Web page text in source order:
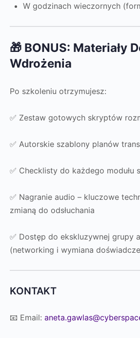
W godzinach wieczornych
🎁 BONUS: Materiały
Wdrożenia
Po szkoleniu otrzymujesz:
✅ Zestaw gotowych skryptów
✅ Autorskie szablony planów
✅ Checklisty do każdego modułu
✅ Nagranie audio – kluczowe
zmianą do odsłuchania
✅ Dostęp do ekskluzywnej grupy
(networking i wymiana
KONTAKT
📧 Email: